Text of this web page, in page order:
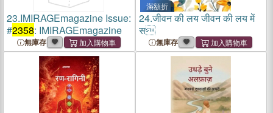
23.IMIRAGEmagazine Issue:
#2358: IMIRAGEmagazine
無庫存
滿額折
24.जीवन की लय जीवन की लय में
स
無庫存